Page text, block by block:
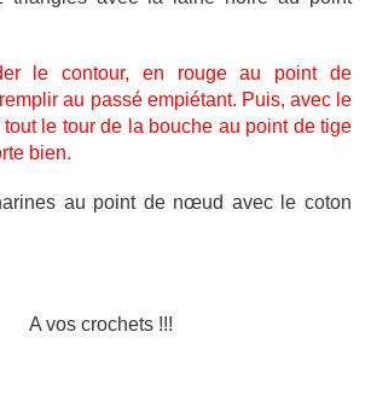
le contour, en rouge au point de
au passé empiétant. Puis, avec le
le tour de la bouche au point de tige
bien.
au point de nœud avec le coton
A vos crochets !!!